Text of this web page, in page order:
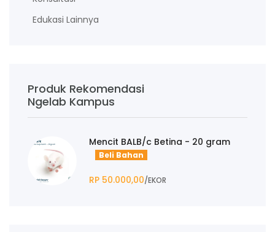
Edukasi Lainnya
Produk Rekomendasi
Ngelab Kampus
Mencit BALB/c Betina - 20 gram
Beli Bahan
RP 50.000,00/EKOR